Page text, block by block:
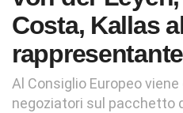
Costa, Kallas
rappresentante
Al Consiglio Europeo
negoziatori sul pacchetto